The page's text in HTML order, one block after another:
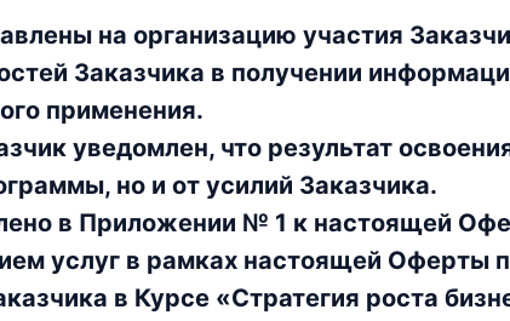
на организацию участия
Заказчика в получении
применения.
уведомлен, что результат
но и от усилий Заказчика.
в Приложении № 1 к настоящей
услуг в рамках настоящей Оферты
в Курсе «Стратегия роста